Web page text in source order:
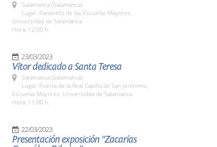
Salamanca (Salamanca)
Lugar: Paraninfo de las Escuelas Mayores.
Universidad de Salamanca
Hora: 12:00 h.
23/03/2023
Vítor dedicado a Santa Teresa
Salamanca (Salamanca)
Lugar: Puerta de la Real Capilla de San Jerónimo,
Escuelas Mayores. Universidad de Salamanca
Hora: 11:00 h.
22/03/2023
Presentación exposición "Zacarías